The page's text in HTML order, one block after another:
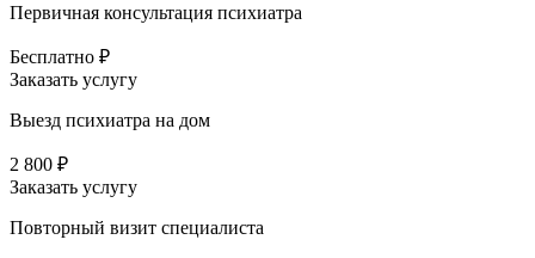
Первичная консультация психиатра
Бесплатно ₽
Заказать услугу
Выезд психиатра на дом
2 800 ₽
Заказать услугу
Повторный визит специалиста